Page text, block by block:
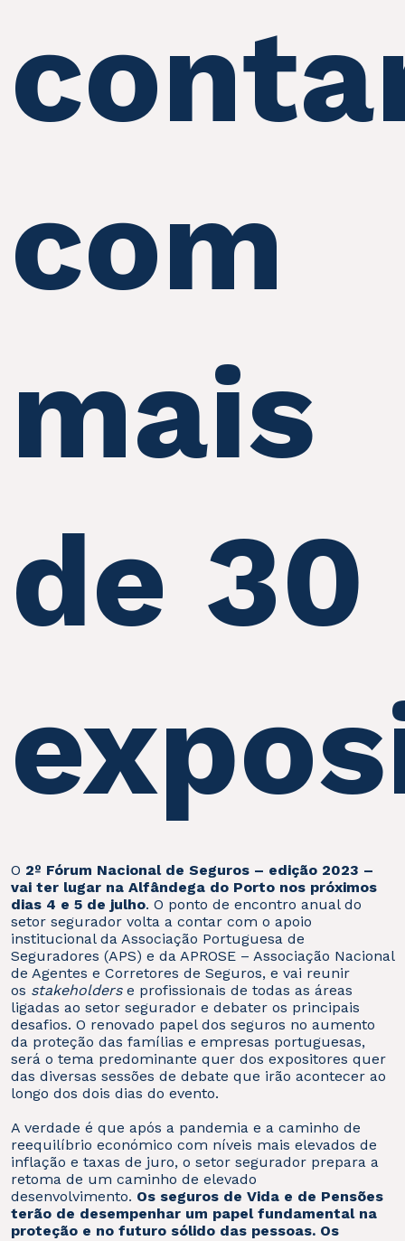
com
mais
de 30
O 2º Fórum Nacional de Seguros – edição 2023 –
vai ter lugar na Alfândega do Porto nos próximos
dias 4 e 5 de julho. O ponto de encontro anual do
setor segurador volta a contar com o apoio
institucional da Associação Portuguesa de
Seguradores (APS) e da APROSE – Associação Nacional
de Agentes e Corretores de Seguros, e vai reunir
os stakeholderse profissionais de todas as áreas
ligadas ao setor segurador e debater os principais
desafios. O renovado papel dos seguros no aumento
da proteção das famílias e empresas portuguesas,
será o tema predominante quer dos expositores quer
das diversas sessões de debate que irão acontecer ao
longo dos dois dias do evento.
A verdade é que após a pandemia e a caminho de
reequilíbrio económico com níveis mais elevados de
inflação e taxas de juro, o setor segurador prepara a
retoma de um caminho de elevado
desenvolvimento. Os seguros de Vida e de Pensões
terão de desempenhar um papel fundamental na
proteção e no futuro sólido das pessoas. Os